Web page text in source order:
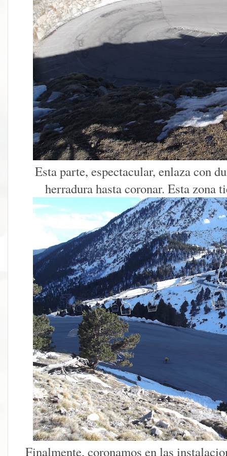
Esta parte, espectacular, enlaza con
herradura hasta coronar. Esta zona
Finalmente, coronamos en las